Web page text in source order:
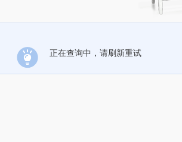
正在查询中，请刷新重试